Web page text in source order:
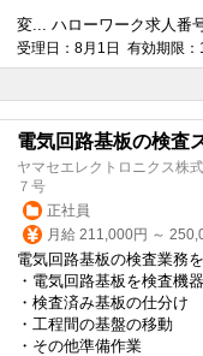
変... ハローワーク求人番
受理日：8月1日 有効期限：
電気回路基板の検査
ヤマセエレクトロニクス株
７号
正社員
月給 211,000円 ～
電気回路基板の検査業務
・電気回路基板を検査機
・検査済み基板の仕分け
・工程間の基盤の移動
・その他準備作業